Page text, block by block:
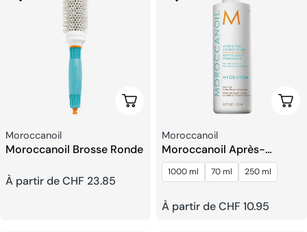
Choisissez Les Options
Fournisseur:
Moroccanoil
Moroccanoil Brosse Ronde
Prix
À partir de CHF 23.85
Fournisseur:
Moroccanoil
Moroccanoil Après-
shampooing Hydratant
1000 ml 70 ml 250 ml
Prix
À partir de CHF 10.95